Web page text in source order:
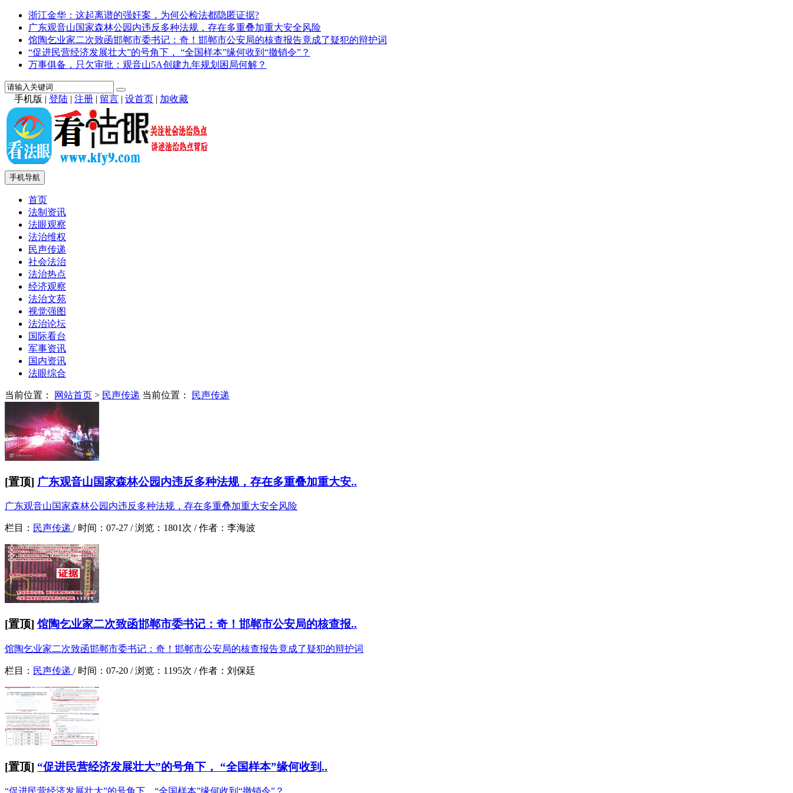
浙江金华：这起离谱的强奸案，为何公检法都隐匿证据?
广东观音山国家森林公园内违反多种法规，存在多重叠加重大安全风险
馆陶乞业家二次致函邯郸市委书记：奇！邯郸市公安局的核查报告竟成了疑犯的辩护词
“促进民营经济发展壮大”的号角下， “全国样本”缘何收到“撤销令”？
万事俱备，只欠审批：观音山5A创建九年规划困局何解？
手机版 | 登陆 | 注册 | 留言 | 设首页 | 加收藏
手机导航
首页
法制资讯
法眼观察
法治维权
民声传递
社会法治
法治热点
经济观察
法治文苑
视觉强图
法治论坛
国际看台
军事资讯
国内资讯
法眼综合
当前位置： 网站首页 > 民声传递 当前位置： 民声传递
[置顶] 广东观音山国家森林公园内违反多种法规，存在多重叠加重大安..
广东观音山国家森林公园内违反多种法规，存在多重叠加重大安全风险
栏目： 民声传递 / 时间： 07-27 /浏览： 1801次 /作者： 李海波
[置顶]馆陶乞业家二次致函邯郸市委书记：奇！邯郸市公安局的核查报..
馆陶乞业家二次致函邯郸市委书记：奇！邯郸市公安局的核查报告竟成了疑犯的辩护词
栏目： 民声传递 / 时间： 07-20 /浏览： 1195次 /作者： 刘保廷
[置顶] “促进民营经济发展壮大”的号角下， “全国样本”缘何收到..